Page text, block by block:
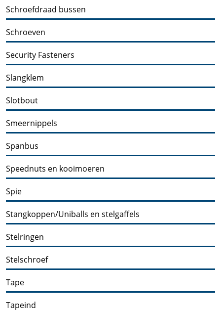
Schroefdraad bussen
Schroeven
Security Fasteners
Slangklem
Slotbout
Smeernippels
Spanbus
Speednuts en kooimoeren
Spie
Stangkoppen/Uniballs en stelgaffels
Stelringen
Stelschroef
Tape
Tapeind